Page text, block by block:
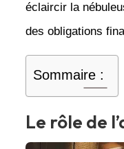
éclaircir la
des obligations
Sommaire :
Le rôle de